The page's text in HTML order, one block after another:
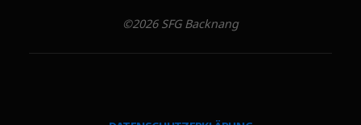
©2026 SFG Backnang